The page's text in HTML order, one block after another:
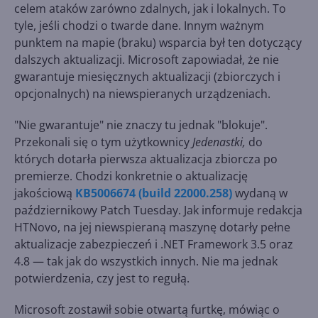
celem ataków zarówno zdalnych, jak i lokalnych. To
tyle, jeśli chodzi o twarde dane. Innym ważnym
punktem na mapie (braku) wsparcia był ten dotyczący
dalszych aktualizacji. Microsoft zapowiadał, że nie
gwarantuje miesięcznych aktualizacji (zbiorczych i
opcjonalnych) na niewspieranych urządzeniach.
"Nie gwarantuje" nie znaczy tu jednak "blokuje".
Przekonali się o tym użytkownicyJedenastki, do
których dotarła pierwsza aktualizacja zbiorcza po
premierze. Chodzi konkretnie o aktualizację
jakościową KB5006674 (build 22000.258)wydaną w
październikowy Patch Tuesday. Jak informuje redakcja
HTNovo, na jej niewspieraną maszynę dotarły pełne
aktualizacje zabezpieczeń i .NET Framework 3.5 oraz
4.8 — tak jak do wszystkich innych. Nie ma jednak
potwierdzenia, czy jest to regułą.
Microsoft zostawił sobie otwartą furtkę, mówiąc o